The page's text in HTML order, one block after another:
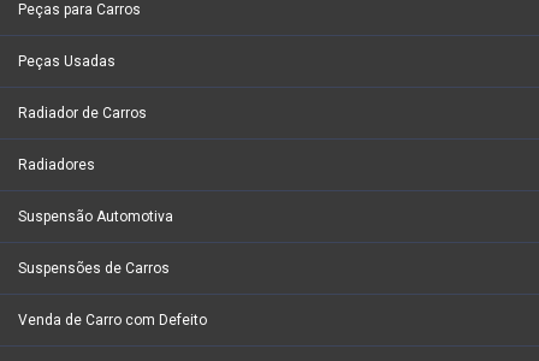
Peças para Carros
Peças Usadas
Radiador de Carros
Radiadores
Suspensão Automotiva
Suspensões de Carros
Venda de Carro com Defeito